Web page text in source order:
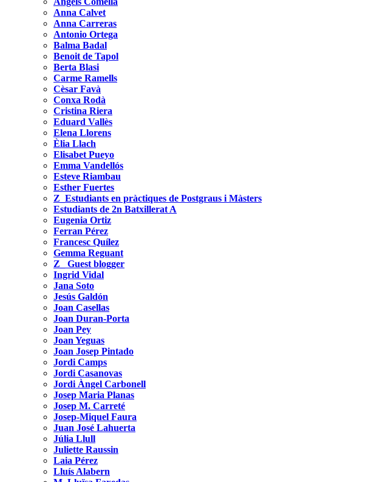
Anna Calvet
Anna Carreras
Antonio Ortega
Balma Badal
Benoit de Tapol
Berta Blasi
Carme Ramells
Cèsar Favà
Conxa Rodà
Cristina Riera
Eduard Vallès
Elena Llorens
Èlia Llach
Elisabet Pueyo
Emma Vandellós
Esteve Riambau
Esther Fuertes
Z_Estudiants en pràctiques de Postgraus i Màsters
Estudiants de 2n Batxillerat A
Eugenia Ortiz
Ferran Pérez
Francesc Quílez
Gemma Reguant
Z_ Guest blogger
Ingrid Vidal
Jana Soto
Jesús Galdón
Joan Casellas
Joan Duran-Porta
Joan Pey
Joan Yeguas
Joan Josep Pintado
Jordi Camps
Jordi Casanovas
Jordi Àngel Carbonell
Josep Maria Planas
Josep M. Carreté
Josep-Miquel Faura
Juan José Lahuerta
Júlia Llull
Juliette Raussin
Laia Pérez
Lluís Alabern